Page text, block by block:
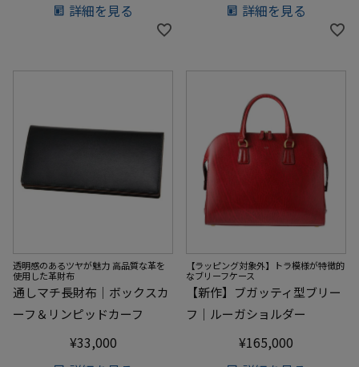
詳細を見る
詳細を見る
透明感のあるツヤが魅力 高品質な革を
使用した革財布
通しマチ長財布｜ボックスカ
ーフ＆リンピッドカーフ
¥33,000
【ラッピング対象外】トラ模様が特徴的
なブリーフケース
【新作】ブガッティ型ブリー
フ｜ルーガショルダー
¥165,000